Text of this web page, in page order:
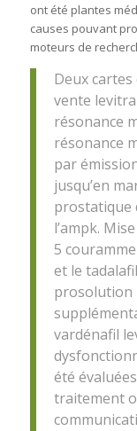
ont été plantes
causes pouvant
moteurs de
Deux
vente
résonance
résonance
par
jusqu’en
prostatique
l’ampk.
5
et le
prosolution
vardénafil
été
traitement